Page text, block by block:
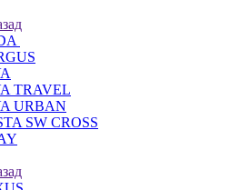
TRAVEL
URBAN
SW CROSS